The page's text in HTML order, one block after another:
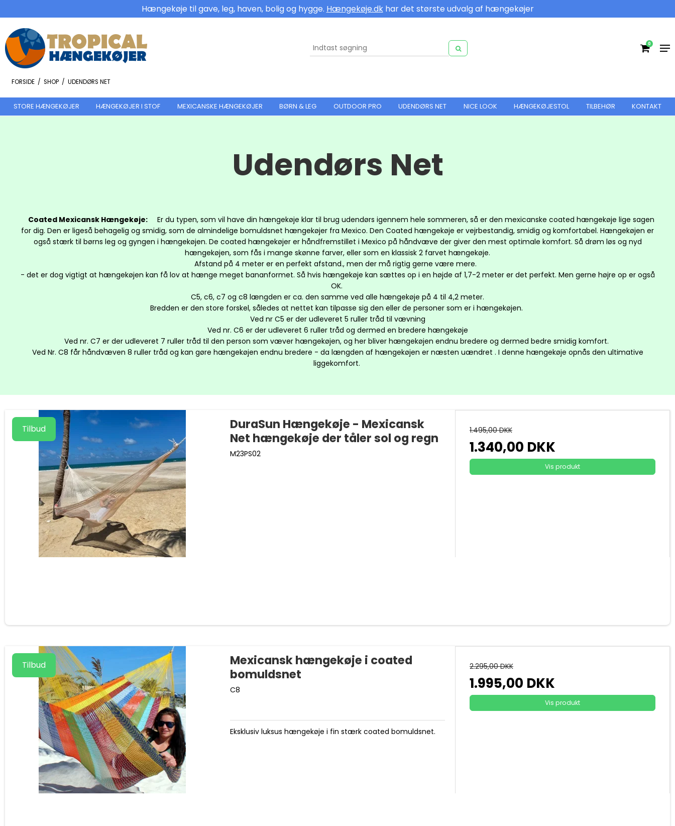
Hængekøje til gave, leg, haven, bolig og hygge. Hængekøje.dkhar det største udvalg af hængekøjer
0
FORSIDE / SHOP / UDENDØRS NET
STORE HÆNGEKØJER HÆNGEKØJER I STOF MEXICANSKE HÆNGEKØJER BØRN & LEG OUTDOOR PRO UDENDØRS NET NICE LOOK HÆNGEKØJESTOL TILBEHØR KONTAKT
Udendørs Net
Coated Mexicansk Hængekøje:
Er du typen, som vil have din hængekøje klar til brug udendørs igennem hele sommeren, så er den mexicanske coated hængekøje lige sagen
for dig. Den er ligeså behagelig og smidig, som de almindelige bomuldsnet hængekøjer fra Mexico. Den Coated hængekøje er vejrbestandig, smidig og komfortabel. Hængekøjen er
også stærk til børns leg og gyngen i hængekøjen. De coated hængekøjer er håndfremstillet i Mexico på håndvæve der giver den mest optimale komfort. Så drøm løs og nyd
hængekøjen, som fås i mange skønne farver, eller som en klassisk 2 farvet hængekøje.
Afstand på 4 meter er en perfekt afstand., men der må rigtig gerne være mere.
- det er dog vigtigt at hængekøjen kan få lov at hænge meget bananformet. Så hvis hængekøje kan sættes op i en højde af 1,7-2 meter er det perfekt. Men gerne højre op er også
OK.
C5, c6, c7 og c8 længden er ca. den samme ved alle hængekøje på 4 til 4,2 meter.
Bredden er den store forskel, således at nettet kan tilpasse sig den eller de personer som er i hængekøjen.
Ved nr C5 er der udleveret 5 ruller tråd til vævning
Ved nr. C6 er der udleveret 6 ruller tråd og dermed en bredere hængekøje
Ved nr. C7 er der udleveret 7 ruller tråd til den person som væver hængekøjen, og her bliver hængekøjen endnu bredere og dermed bedre smidig komfort.
Ved Nr. C8 får håndvæven 8 ruller tråd og kan gøre hængekøjen endnu bredere - da længden af hængekøjen er næsten uændret . I denne hængekøje opnås den ultimative
liggekomfort.
Tilbud
DuraSun Hængekøje - Mexicansk
Net hængekøje der tåler sol og regn
M23PS02
1.495,00 DKK
1.340,00 DKK
Vis produkt
Tilbud
Mexicansk hængekøje i coated
bomuldsnet
C8
Eksklusiv luksus hængekøje i fin stærk coated bomuldsnet.
2.295,00 DKK
1.995,00 DKK
Vis produkt